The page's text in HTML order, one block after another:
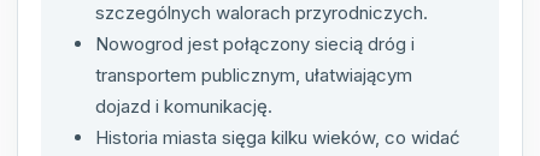
szczególnych walorach przyrodniczych.
Nowogrod jest połączony siecią dróg i
transportem publicznym, ułatwiającym
dojazd i komunikację.
Historia miasta sięga kilku wieków, co widać